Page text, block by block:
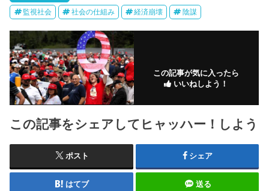
監視社会 社会の仕組み 経済崩壊 陰謀
この記事が気に入ったら
いいねしよう！
この記事をシェアしてヒャッハー！しよう
ポスト シェア
はてブ 送る